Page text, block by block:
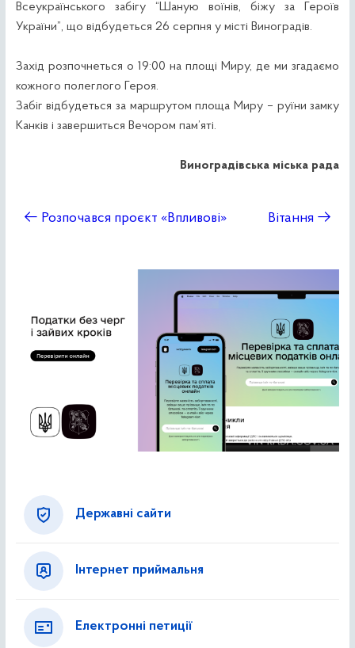
Всеукраїнського забігу “Шаную воїнів, біжу за Героїв
України”, що відбудеться 26 серпня у місті Виноградів.
Захід розпочнеться о 19:00 на площі Миру, де ми згадаємо
кожного полеглого Героя.
Забіг відбудеться за маршрутом площа Миру – руїни замку
Канків і завершиться Вечором пам’яті.
Виноградівська міська рада
← Розпочався проєкт «Впливові» Вітання →
Державні сайти
Інтернет приймальня
Електронні петиції